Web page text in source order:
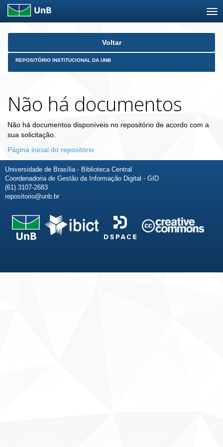
Skip
Voltar
REPOSITÓRIO INSTITUCIONAL DA UNB
Não há documentos
Não há documentos disponíveis no repositório de acordo com a
sua solicitação.
Página inicial do repositório
Universidade de Brasília - Biblioteca Central
Coordenadoria de Gestão da Informação Digital - GID
(61) 3107-2683
repositorio@unb.br